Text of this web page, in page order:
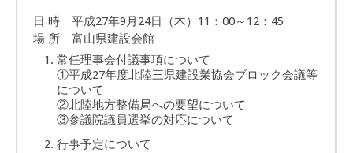
日 時 平成27年9月24日（木）11：00～12：45
場 所 富山県建設会館
常任理事会付議事項について
①平成27年度北陸三県建設業協会ブロック会議等
について
②北陸地方整備局への要望について
③参議院議員選挙の対応について
行事予定について